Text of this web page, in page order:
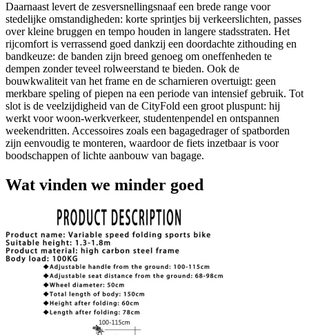
Daarnaast levert de zesversnellingsnaaf een brede range voor
stedelijke omstandigheden: korte sprintjes bij verkeerslichten, passes
over kleine bruggen en tempo houden in langere stadsstraten. Het
rijcomfort is verrassend goed dankzij een doordachte zithouding en
bandkeuze: de banden zijn breed genoeg om oneffenheden te
dempen zonder teveel rolweerstand te bieden. Ook de
bouwkwaliteit van het frame en de scharnieren overtuigt: geen
merkbare speling of piepen na een periode van intensief gebruik. Tot
slot is de veelzijdigheid van de CityFold een groot pluspunt: hij
werkt voor woon-werkverkeer, studentenpendel en ontspannen
weekendritten. Accessoires zoals een bagagedrager of spatborden
zijn eenvoudig te monteren, waardoor de fiets inzetbaar is voor
boodschappen of lichte aanbouw van bagage.
Wat vinden we minder goed